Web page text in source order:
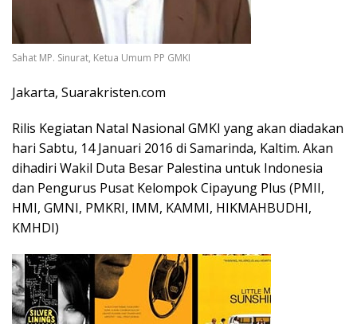
Sahat MP. Sinurat, Ketua Umum PP GMKI
Jakarta, Suarakristen.com
Rilis Kegiatan Natal Nasional GMKI yang akan diadakan
hari Sabtu, 14 Januari 2016 di Samarinda, Kaltim. Akan
dihadiri Wakil Duta Besar Palestina untuk Indonesia
dan Pengurus Pusat Kelompok Cipayung Plus (PMII,
HMI, GMNI, PMKRI, IMM, KAMMI, HIKMAHBUDHI,
KMHDI)